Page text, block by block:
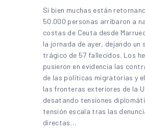
Si bien muchas están
50.000 personas arribaron a
costas de Ceuta desde
la jornada de ayer, dejando un
trágico de 57 fallecidos. Los
pusieron en evidencia las
de las políticas migratorias y
las fronteras exteriores de la
desatando tensiones
tensión escala tras las
directas…